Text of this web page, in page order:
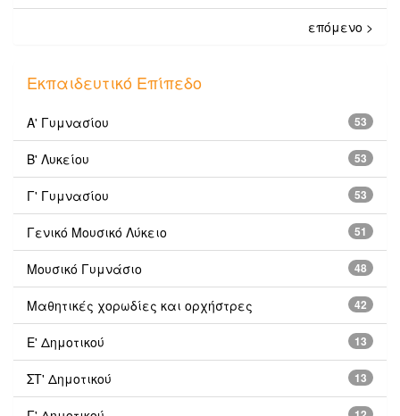
επόμενο >
Εκπαιδευτικό Επίπεδο
53
Α' Γυμνασίου
53
Β' Λυκείου
53
Γ' Γυμνασίου
51
Γενικό Μουσικό Λύκειο
48
Μουσικό Γυμνάσιο
42
Μαθητικές χορωδίες και ορχήστρες
13
Ε' Δημοτικού
13
ΣΤ' Δημοτικού